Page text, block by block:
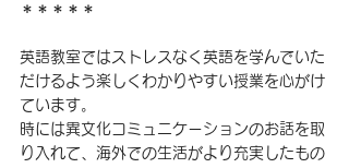
＊＊＊＊＊
英語教室ではストレスなく英語を学んでいた
だけるよう楽しくわかりやすい授業を心がけ
ています。
時には異文化コミュニケーションのお話を取
り入れて、海外での生活がより充実したもの